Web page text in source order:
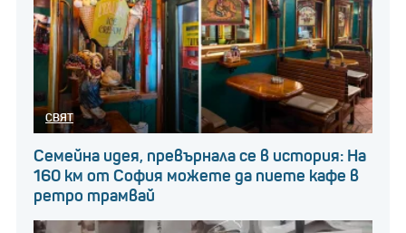
СВЯТ
Семейна идея, превърнала се в история: На
160 км от София можете да пиете кафе в
ретро трамвай